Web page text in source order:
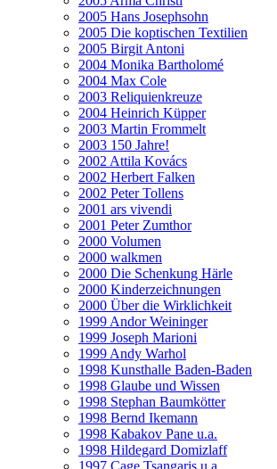
2005 Hans Josephsohn
2005 Die koptischen Textilien
2005 Birgit Antoni
2004 Monika Bartholomé
2004 Max Cole
2003 Reliquienkreuze
2004 Heinrich Küpper
2003 Martin Frommelt
2003 150 Jahre!
2002 Attila Kovács
2002 Herbert Falken
2002 Peter Tollens
2001 ars vivendi
2001 Peter Zumthor
2000 Volumen
2000 walkmen
2000 Die Schenkung Härle
2000 Kinderzeichnungen
2000 Über die Wirklichkeit
1999 Andor Weininger
1999 Joseph Marioni
1999 Andy Warhol
1998 Kunsthalle Baden-Baden
1998 Glaube und Wissen
1998 Stephan Baumkötter
1998 Bernd Ikemann
1998 Kabakov Pane u.a.
1998 Hildegard Domizlaff
1997 Cage Tsangaris u.a.